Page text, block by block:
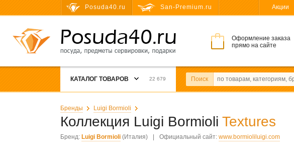
Posuda40.ru San-Premium.ru Акции
Оформление заказа
прямо на сайте
КАТАЛОГ ТОВАРОВ 22 679 Поиск
Бренды Luigi Bormioli
Коллекция Luigi Bormioli Textures
Бренд: Luigi Bormioli (Италия) Официальный сайт: www.bormioliluigi.com